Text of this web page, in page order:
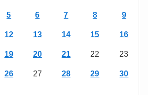
5 6 7 8 9
12 13 14 15 16
19 20 21 22 23
26 27 28 29 30